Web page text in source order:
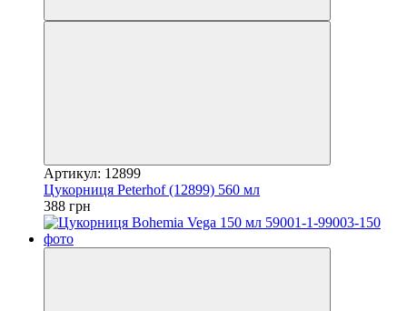
Артикул: 12899
Цукорниця Peterhof (12899) 560 мл
388 грн